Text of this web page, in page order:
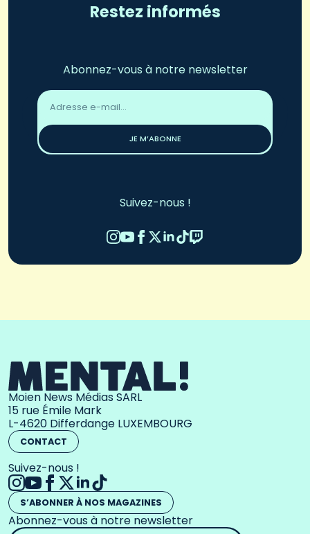
Restez informés
Abonnez-vous à notre newsletter
Adresse
email
JE M’ABONNE
Suivez-nous !
Moien News Médias SARL
15 rue Émile Mark
L-4620 Differdange LUXEMBOURG
CONTACT
Suivez-nous !
S’ABONNER À NOS MAGAZINES
Abonnez-vous à notre newsletter